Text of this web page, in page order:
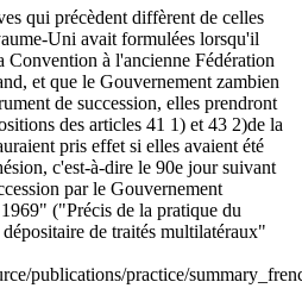
qui précèdent diffèrent de celles
Uni avait formulées lorsqu'il
Convention à l'ancienne Fédération
et que le Gouvernement zambien
de succession, elles prendront
des articles 41 1) et 43 2)de la
pris effet si elles avaient été
c'est-à-dire le 90e jour suivant
par le Gouvernement
("Précis de la pratique du
de traités multilatéraux"
publications/practice/